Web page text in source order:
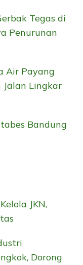
Tegas di
Penurunan
Air Payang
Jalan Lingkar
Bandung
JKN,
Dorong